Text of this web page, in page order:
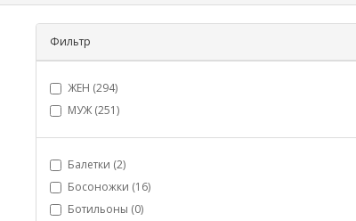
Фильтр
ЖЕН (294)
МУЖ (251)
Балетки (2)
Босоножки (16)
Ботильоны (0)